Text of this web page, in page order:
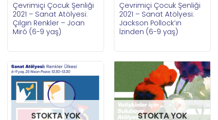
Çevrimiçi Çocuk Şenliği
2021 – Sanat Atölyesi:
Çılgın Renkler – Joan
Miró (6-9 yaş)
Çevrimiçi Çocuk Şenliği
2021 – Sanat Atölyesi:
Jackson Pollock’ın
İzinden (6-9 yaş)
STOKTA YOK STOKTA YOK